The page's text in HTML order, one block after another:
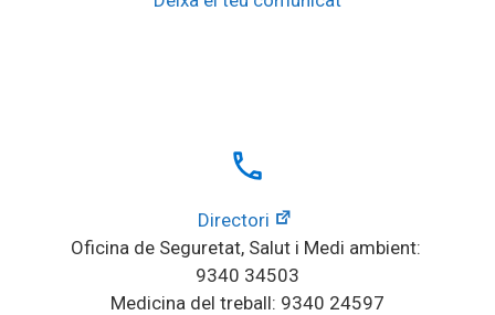
local_phone
Directori
Oficina de Seguretat, Salut i Medi ambient:
9340 34503
Medicina del treball: 9340 24597